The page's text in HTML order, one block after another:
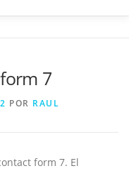
7
POR RAUL
form 7. El